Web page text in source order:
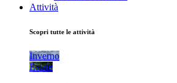
Attività
Scopri tutte le attività
Inverno
Estate